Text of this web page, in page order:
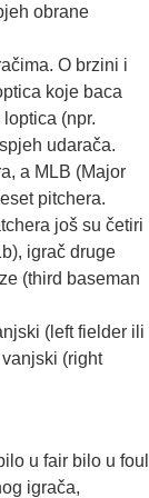
obrane
O brzini i
koje baca
(npr.
udarača.
a MLB (Major
pitchera.
još su četiri
igrač druge
(third baseman
(left fielder ili
(right
u fair bilo u foul
igrača,